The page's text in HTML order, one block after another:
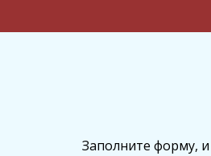
Заполните форму,